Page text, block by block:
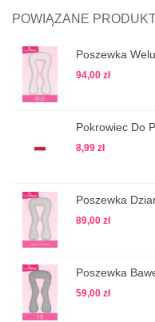
POWIĄZANE
Poszewka
94,00 zł
Pokrowiec
8,99 zł
Poszewka
89,00 zł
Poszewka
59,00 zł